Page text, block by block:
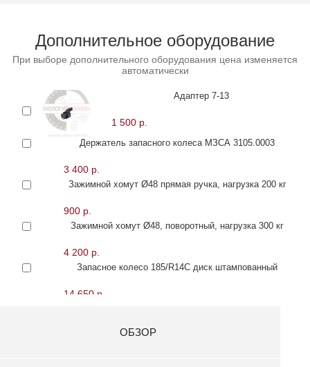
Дополнительное оборудование
При выборе дополнительного оборудования цена изменяется
автоматически
Адаптер 7-13
1 500 р.
Держатель запасного колеса МЗСА 3105.0003
3 400 р.
Зажимной хомут Ø48 прямая ручка, нагрузка 200 кг
900 р.
Зажимной хомут Ø48, поворотный, нагрузка 300 кг
4 200 р.
Запасное колесо 185/R14С диск штампованный
14 650 р.
ОБЗОР